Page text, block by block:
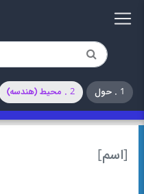
1 . حول 2 . محیط (هندسه)
[اسم]